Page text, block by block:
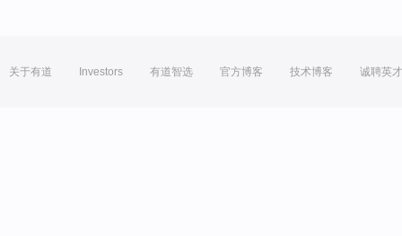
关于有道 Investors 有道智选 官方博客 技术博客 诚聘英才